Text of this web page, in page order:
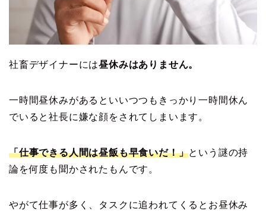
社畜デザイナーには昼休みはありません。
一時間昼休みがあるといいつつもきっかり一時間休ん
でいると社長に嫌な顔をされてしまいます。
「仕事できる人間は昼飯も早食いだ！」という謎の持
論を何度も聞かされたもんです。
やがて仕事が多く、タスクに追われてくるとお昼休み